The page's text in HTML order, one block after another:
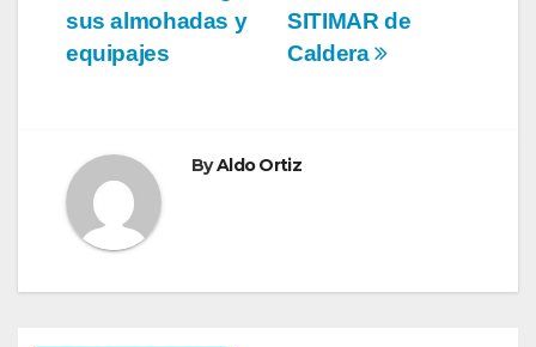
SITIMAR de
Caldera
sus almohadas y
equipajes
ByAldo Ortiz